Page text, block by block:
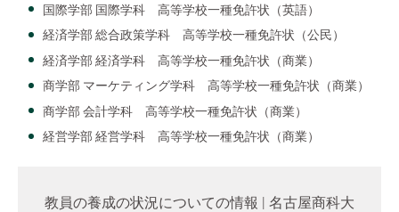
国際学部 国際学科 高等学校一種免許状（英語）
経済学部 総合政策学科 高等学校一種免許状（公民）
経済学部 経済学科 高等学校一種免許状（商業）
商学部 マーケティング学科 高等学校一種免許状（商業）
商学部 会計学科 高等学校一種免許状（商業）
経営学部 経営学科 高等学校一種免許状（商業）
教員の養成の状況についての情報 | 名古屋商科大